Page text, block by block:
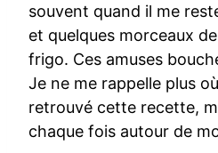
souvent quand il me
et quelques morceaux
frigo. Ces amuses
Je ne me rappelle plus
retrouvé cette recette,
chaque fois autour de